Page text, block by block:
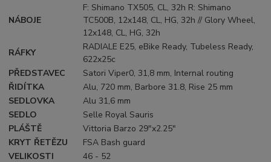
NÁBOJE
F: Shimano TX505, CL, 32h R: Shimano
TC500B, 12x148, CL, HG, 32h // Glory Wheel,
12x148, CL, HG, 32h
RÁFKY
RADIALE E25, eBike Ready, Tubeless Ready,
622x25c
PŘEDSTAVEC
Satori Viper0, 31,8 mm, Internal routing
ŘIDÍTKA
Alu, 720 mm, Barbore 31.8, Rise 25 mm
SEDLOVKA
Alu 31,6 mm
SEDLO
Selle Royal Sauris
PLÁŠTĚ
Vittoria Barzo 29"x2.25"
KRYT ŘETĚZU
FSA Bash guard
VELIKOSTI
46 - 52